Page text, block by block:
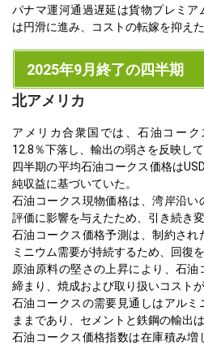
パナマ運河通過遅延は貨物プレミ
は円滑に進み、コストの転嫁を抑えた
2025年9月終了の四半期
北アメリカ
アメリカ合衆国では、石油コー
12.8％下落し、輸出の弱さを反映して
四半期の平均石油コークス価格は
純収益に基づいていた。
石油コークス現物価格は、湾岸沿い
評価に影響を与えたため、引き続き
石油コークス価格予測は、制約さ
ミニウム需要が持続するため、回復
原油原料の堅さの上昇により、石
締まり、焼成および取り扱いコストが
石油コークスの需要見通しはアルミ
ままであり、セメントと鉄鋼の輸出
石油コークス価格指数は在庫積み